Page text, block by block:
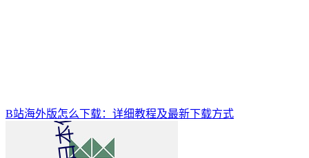
B站海外版怎么下载：详细教程及最新下载方式